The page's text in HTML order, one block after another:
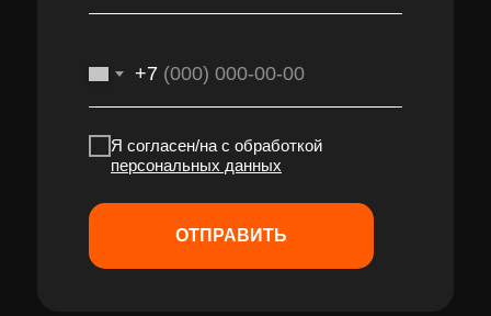
+7
Я согласен/на с обработкой
персональных данных
ОТПРАВИТЬ